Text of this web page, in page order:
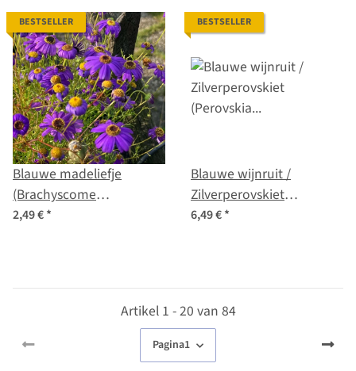
BESTSELLER
Blauwe madeliefje
(Brachyscome
iberidifolia) zaden
2,49 €*
BESTSELLER
Blauwe wijnruit /
Zilverperovskiet
(Perovskia atriplicifolia)
6,49 €*
Artikel 1 - 20 van 84
Pagina1